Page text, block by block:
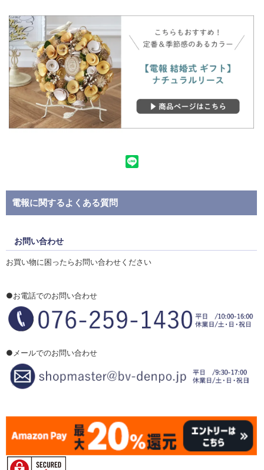
電報に関するよくある質問
お問い合わせ
お買い物に困ったらお問い合わせください
●お電話でのお問い合わせ
●メールでのお問い合わせ